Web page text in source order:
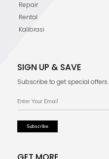
Repair
Rental
Kalibrasi
SIGN UP & SAVE
Subscribe to get special offers.